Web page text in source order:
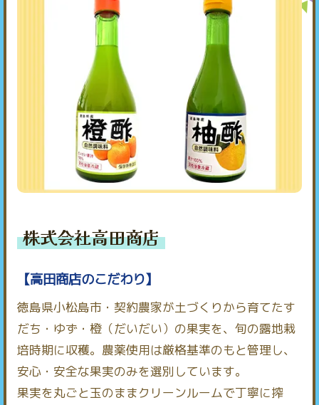
株式会社高田商店
【高田商店のこだわり】
徳島県小松島市・契約農家が土づくりから育てたす
だち・ゆず・橙（だいだい）の果実を、旬の露地栽
培時期に収穫。農薬使用は厳格基準のもと管理し、
安心・安全な果実のみを選別しています。
果実を丸ごと玉のままクリーンルームで丁寧に搾